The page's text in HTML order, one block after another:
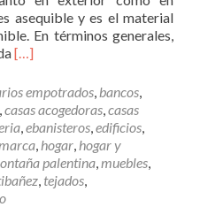
asequible y es el material
En términos generales,
L
e
r
m
á
s
M
[…]
empotrados, bancos,
,casas acogedoras,casas
,ebanisteros,edificios,
, hogar, hogar y
palentina,muebles,
, tejados,